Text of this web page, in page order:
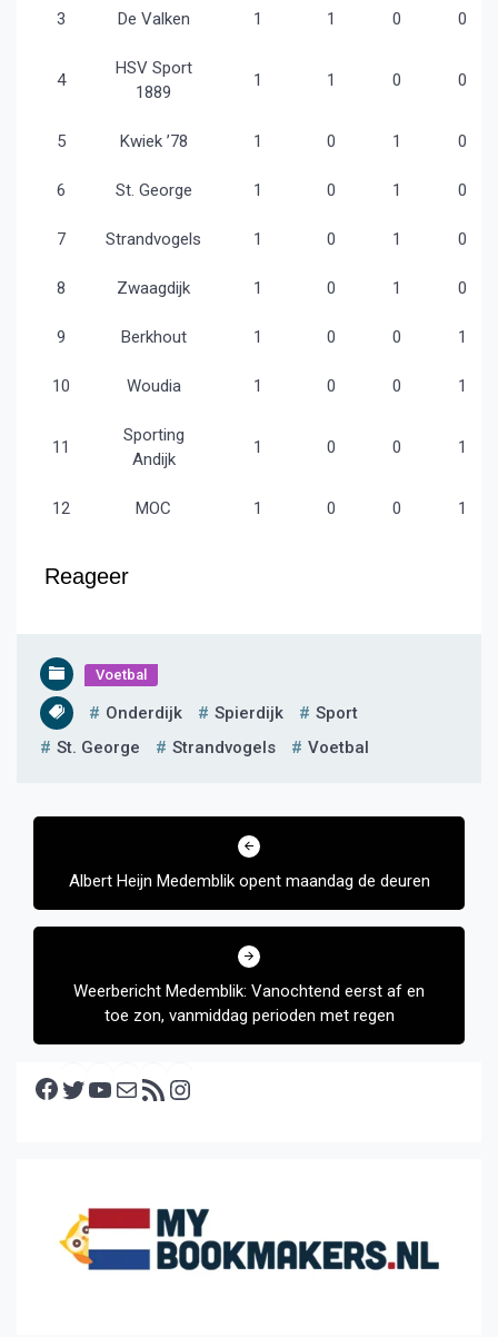
3 De Valken 1 1 0 0
4
HSV Sport
1889
1 1 0 0
5 Kwiek ’78 1 0 1 0
6 St. George 1 0 1 0
7 Strandvogels 1 0 1 0
8 Zwaagdijk 1 0 1 0
9 Berkhout 1 0 0 1
10 Woudia 1 0 0 1
11
Sporting
Andijk
1 0 0 1
12 MOC 1 0 0 1
Reageer
Voetbal
Onderdijk Spierdijk
Sport
St. George
Strandvogels Voetbal
Bericht
Albert Heijn Medemblik opent maandag de deuren
Weerbericht Medemblik: Vanochtend eerst af en
toe zon, vanmiddag perioden met regen
Facebook Twitter YouTube E-mail RSS feed